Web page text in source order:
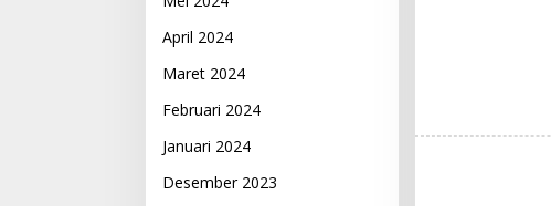
April 2024
Maret 2024
Februari 2024
Januari 2024
Desember 2023